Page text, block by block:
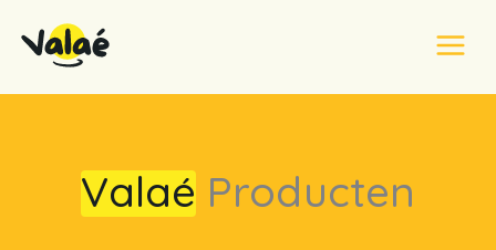
naar
Valaé Producten